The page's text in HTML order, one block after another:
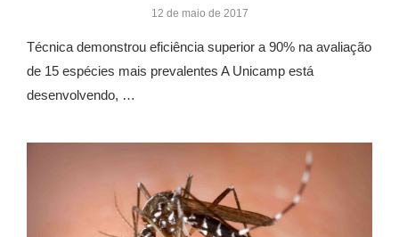
12 de maio de 2017
Técnica demonstrou eficiência superior a 90% na avaliação
de 15 espécies mais prevalentes A Unicamp está
desenvolvendo, …